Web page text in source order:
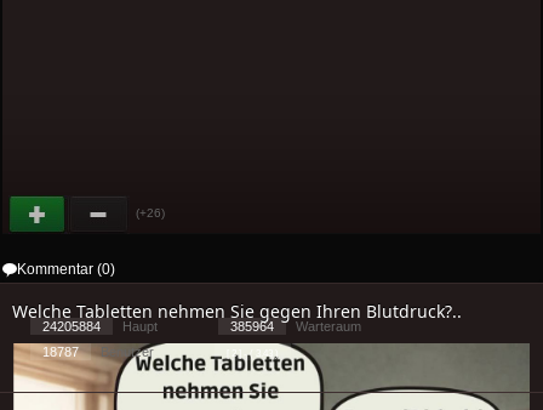
(+26)
Kommentar (0)
Welche Tabletten nehmen Sie gegen Ihren Blutdruck?..
24205884 Haupt 385964
Warteraum
18787
Benutzer [ 2 ] - ( 3.43 )